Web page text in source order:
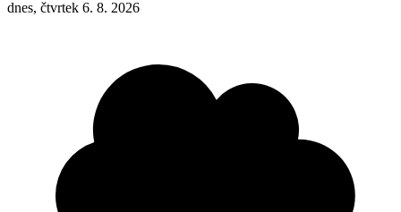
dnes, čtvrtek 6. 8. 2026